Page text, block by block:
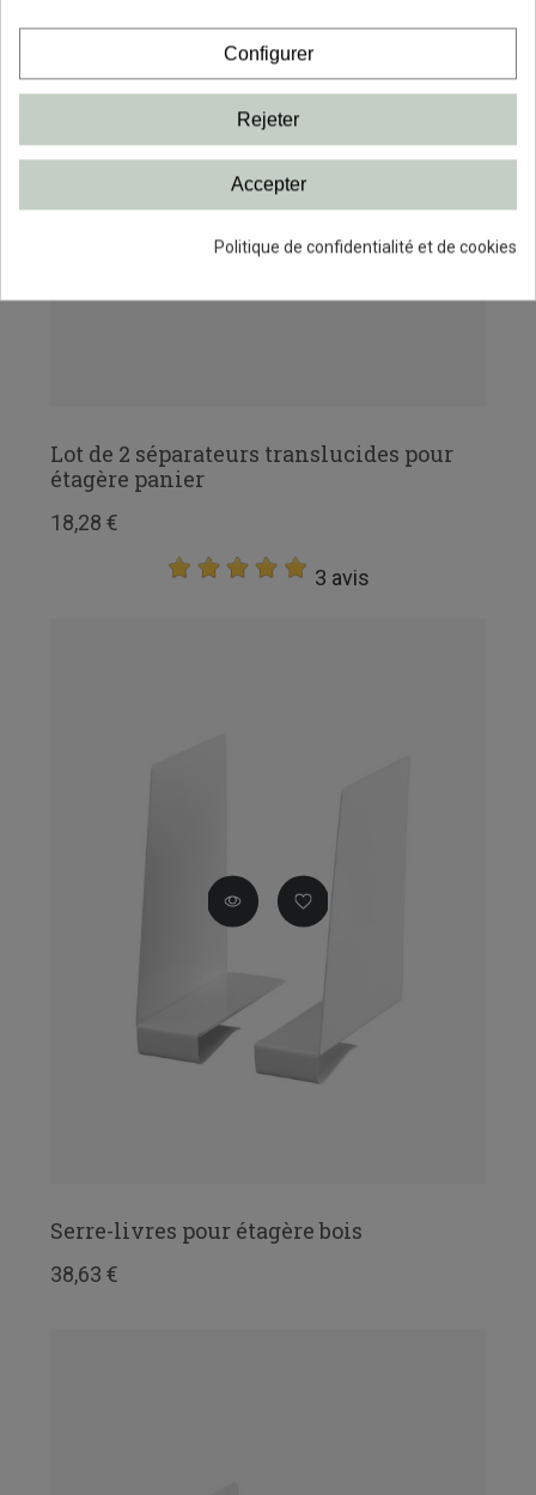
Lot de 2 séparateurs translucides pour
étagère panier
18,28 €
3 avis
Serre-livres pour étagère bois
38,63 €
Configurer
Rejeter
Accepter
Politique de confidentialité et de cookies